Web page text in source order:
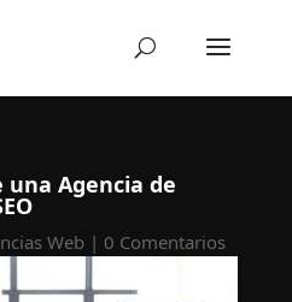
Agencia de
Web| 0 Comentarios